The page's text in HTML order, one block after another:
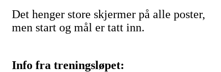
Det henger store skjermer på alle poster,
men start og mål er tatt inn.
Info fra treningsløpet: